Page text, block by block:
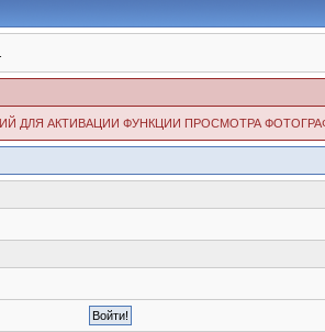
ДЛЯ АКТИВАЦИИ ФУНКЦИИ ПРОСМОТРА